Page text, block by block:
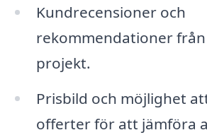
Kundrecensioner och
rekommendationer
projekt.
Prisbild och möjlighet
offerter för att jämföra